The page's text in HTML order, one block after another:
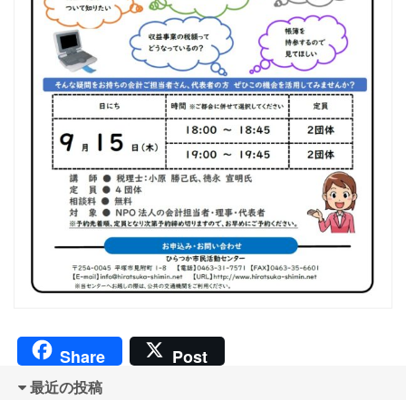
Share Post
最近の投稿